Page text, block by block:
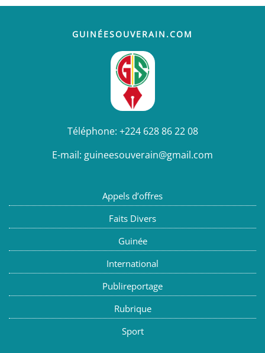
GUINÉESOUVERAIN.COM
Téléphone: +224 628 86 22 08
E-mail: guineesouverain@gmail.com
Appels d’offres
Faits Divers
Guinée
International
Publireportage
Rubrique
Sport